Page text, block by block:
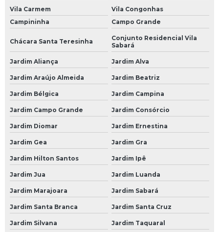
Bateria de Carro 60 Amp
Bateria de Carro 60 Amperes
Bateria de Carro 60a
Bateria de Carro 70
Bateria de Carro 70 Amperes
Bateria de Carro de 60 Amperes
Bateria de Gel para Carro
Bateria do Carro
Bateria Heliar Carro
Bateria Moura Carro
Bateria Moura de Carro
Bateria Moura para Carro
Bateria para Carro
Vila Carmem
Vila Congonhas
Campininha
Campo Grande
Chácara Santa Teresinha
Conjunto Residencial Vila
Sabará
Jardim Aliança Jardim Alva
Jardim Araújo Almeida Jardim Beatriz
Jardim Bélgica Jardim Campina
Jardim Campo Grande Jardim Consórcio
Jardim Diomar Jardim Ernestina
Jardim Gea Jardim Gra
Jardim Hilton Santos Jardim Ipê
Jardim Jua Jardim Luanda
Jardim Marajoara Jardim Sabará
Jardim Santa Branca Jardim Santa Cruz
Jardim Silvana Jardim Taquaral